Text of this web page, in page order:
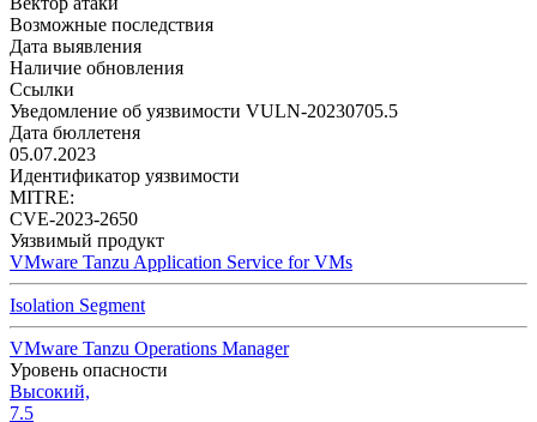
Возможные последствия
Дата выявления
Наличие обновления
Ссылки
Уведомление об уязвимости VULN-20230705.5
Дата бюллетеня
05.07.2023
Идентификатор уязвимости
MITRE:
CVE-2023-2650
Уязвимый продукт
VMware Tanzu Application Service for VMs
Isolation Segment
VMware Tanzu Operations Manager
Уровень опасности
Высокий,
7.5